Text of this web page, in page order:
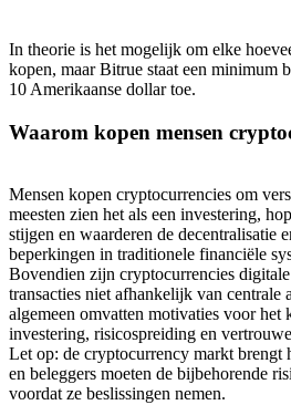
In theorie is het mogelijk om elke
kopen, maar Bitrue staat een minimum
10 Amerikaanse dollar toe.
Waarom kopen mensen
Mensen kopen cryptocurrencies om
meesten zien het als een investering,
stijgen en waarderen de decentralisatie
beperkingen in traditionele financiële
Bovendien zijn cryptocurrencies
transacties niet afhankelijk van centrale
algemeen omvatten motivaties voor het
investering, risicospreiding en
Let op: de cryptocurrency markt brengt
en beleggers moeten de bijbehorende
voordat ze beslissingen nemen.